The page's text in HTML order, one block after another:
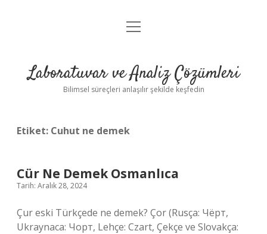
Anasayfa
Yasal Uyarı
menüyü
Laboratuvar ve Analiz Çözümleri
Bilimsel süreçleri anlaşılır şekilde keşfedin
Etiket: Cuhut ne demek
Cür Ne Demek Osmanlıca
Tarih: Aralık 28, 2024
Çur eski Türkçede ne demek? Çor (Rusça: Чёрт,
Ukraynaca: Чорт, Lehçe: Czart, Çekçe ve Slovakça: